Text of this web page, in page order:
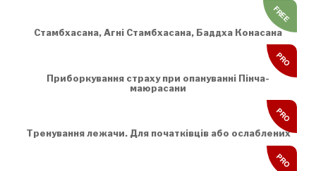
Стамбхасана, Агні Стамбхасана, Баддха Конасана
FREE
Приборкування страху при опануванні Пінча-
маюрасани
PRO
Тренування лежачи. Для початківців або ослаблених
PRO
PRO